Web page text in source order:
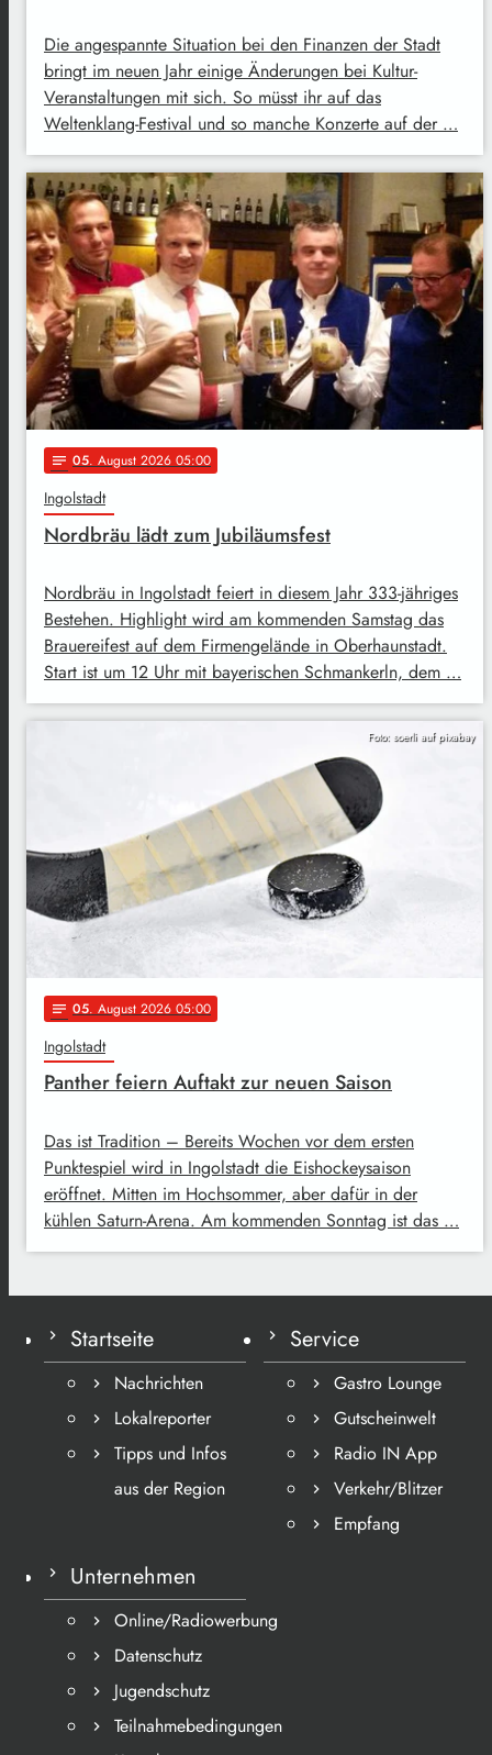
Die angespannte Situation bei den Finanzen der Stadt
bringt im neuen Jahr einige Änderungen bei Kultur-
Veranstaltungen mit sich. So müsst ihr auf das
Weltenklang-Festival und so manche Konzerte auf der …
notes 05. August 2026 05:00
Ingolstadt
Nordbräu lädt zum Jubiläumsfest
Nordbräu in Ingolstadt feiert in diesem Jahr 333-jähriges
Bestehen. Highlight wird am kommenden Samstag das
Brauereifest auf dem Firmengelände in Oberhaunstadt.
Start ist um 12 Uhr mit bayerischen Schmankerln, dem …
Foto: soerli auf pixabay
notes 05. August 2026 05:00
Ingolstadt
Panther feiern Auftakt zur neuen Saison
Das ist Tradition – Bereits Wochen vor dem ersten
Punktespiel wird in Ingolstadt die Eishockeysaison
eröffnet. Mitten im Hochsommer, aber dafür in der
kühlen Saturn-Arena. Am kommenden Sonntag ist das …
Startseite
Nachrichten
Lokalreporter
Tipps und Infos
aus der Region
Service
Gastro Lounge
Gutscheinwelt
Radio IN App
Verkehr/Blitzer
Empfang
Unternehmen
Online/Radiowerbung
Datenschutz
Jugendschutz
Teilnahmebedingungen